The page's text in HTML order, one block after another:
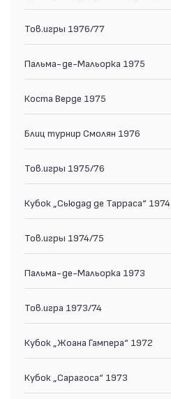
Тов.игры 1976/77
Пальма-де-Мальорка 1975
Коста Верде 1975
Блиц турнир Смолян 1976
Тов.игры 1975/76
Кубок „Сьюдад де Тарраса“ 1974
Тов.игры 1974/75
Пальма-де-Мальорка 1973
Тов.игра 1973/74
Кубок „Жоана Гампера“ 1972
Кубок „Сарагоса“ 1973